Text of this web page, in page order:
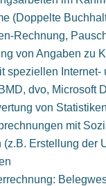
(Doppelte
Rechnung,
von Angaben zu
speziellen Internet-
dvo, Microsoft
von Statistiken
mit
Erstellung der